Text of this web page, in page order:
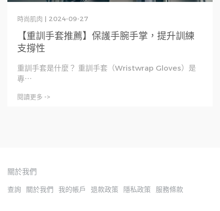
【重訓手套推薦】保護手腕手掌，提升訓練
支撐性
時尚肌肉 | 2024-09-27
重訓手套是什麼？ 重訓手套（Wristwrap Gloves）是
專⋯
閱讀更多 ->
關於我們
查詢 關於我們 我的帳戶 退款政策 隱私政策 服務條款